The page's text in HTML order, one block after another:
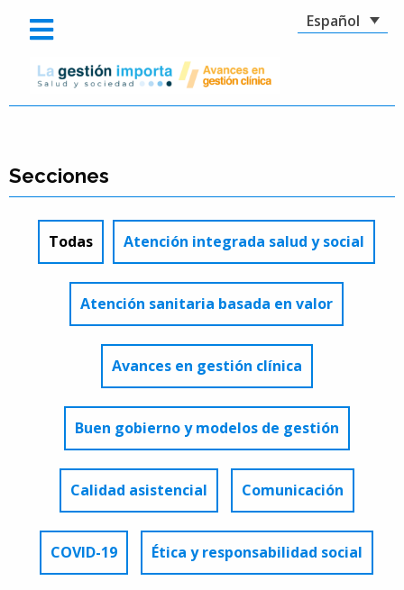
Español
Secciones
Todas Atención integrada salud y social
Atención sanitaria basada en valor
Avances en gestión clínica
Buen gobierno y modelos de gestión
Calidad asistencial Comunicación
COVID-19 Ética y responsabilidad social